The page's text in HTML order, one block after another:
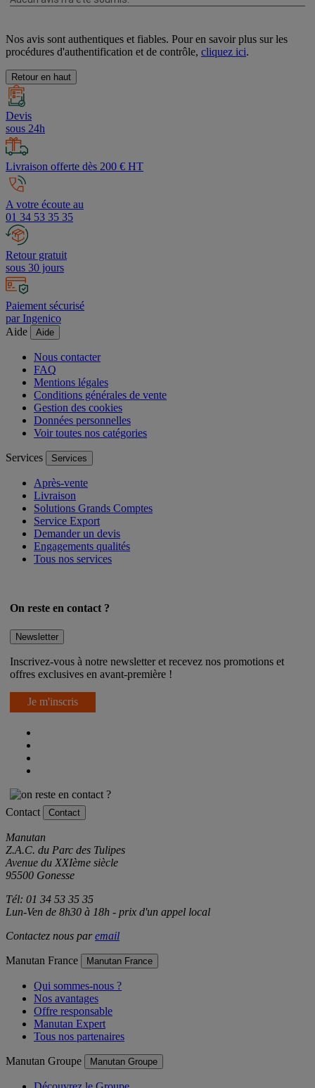
Nos avis sont authentiques et fiables. Pour en savoir plus sur les
Retour en haut
Devis
sous 24h
Livraison offerte dès 200 € HT
A votre écoute au
01 34 53 35 35
Retour gratuit
sous 30 jours
Paiement sécurisé
par Ingenico
Nous contacter
FAQ
Mentions légales
Conditions générales de vente
Gestion des cookies
Données personnelles
Après-vente
Livraison
Solutions Grands Comptes
Service Export
Demander un devis
Engagements qualités
Inscrivez-vous à notre newsletter et recevez nos promotions et
Je m'inscris
Manutan
Z.A.C. du Parc des Tulipes
Avenue du XXIème siècle
Tél: 01 34 53 35 35
Qui sommes-nous ?
Nos avantages
Offre responsable
Manutan Expert